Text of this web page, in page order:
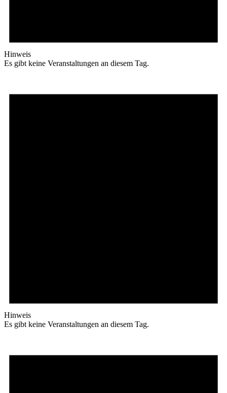
Hinweis
Es gibt keine Veranstaltungen an diesem Tag.
Hinweis
Es gibt keine Veranstaltungen an diesem Tag.